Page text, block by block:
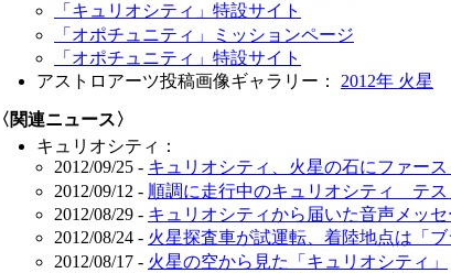
「キュリオシティ」特設サイト
「オポチュニティ」ミッションページ
「オポチュニティ」特設サイト
アストロアーツ投稿画像ギャラリー： 2012年 火星
〈関連ニュース〉
キュリオシティ：
2012/09/25 - キュリオシティ、火星の石にファー
2012/09/12 - 順調に走行中のキュリオシティ テス
2012/08/29 - キュリオシティから届いた音声メッセ
2012/08/24 - 火星探査車が試運転、着陸地点は「
2012/08/17 - 火星の空から見た「キュリオシティ」